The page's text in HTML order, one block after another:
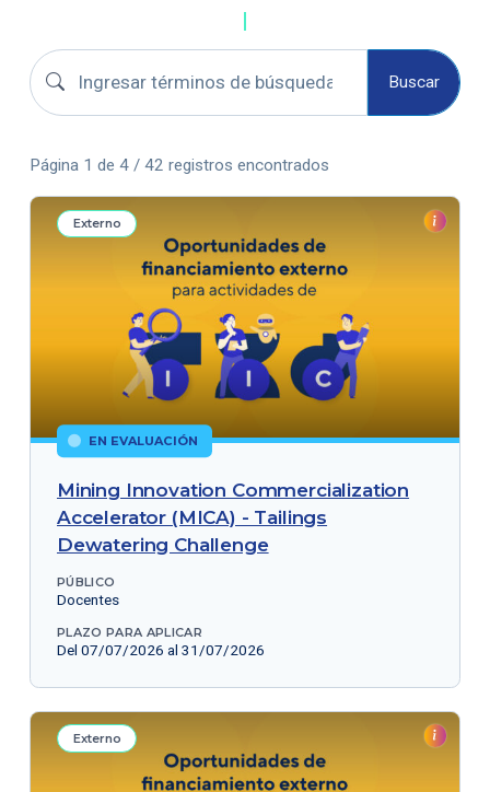
Buscar boletines Buscar
Página 1 de 4 / 42 registros encontrados
Externo
EN EVALUACIÓN
Mining Innovation Commercialization
Accelerator (MICA) - Tailings
Dewatering Challenge
PÚBLICO
Docentes
PLAZO PARA APLICAR
Del 07/07/2026 al 31/07/2026
Externo